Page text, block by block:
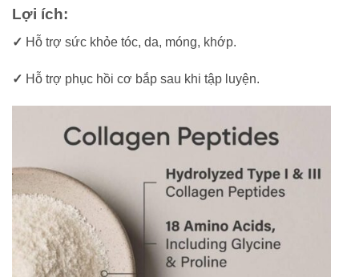
Lợi ích:
✓ Hỗ trợ sức khỏe tóc, da, móng, khớp.
✓ Hỗ trợ phục hồi cơ bắp sau khi tập luyện.